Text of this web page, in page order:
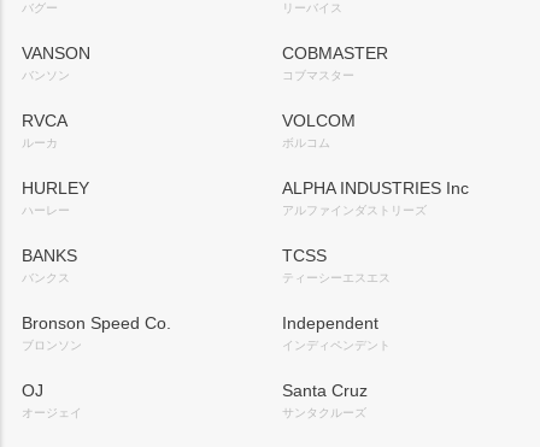
バグー リーバイス
VANSON
バンソン
COBMASTER
コブマスター
RVCA
ルーカ
VOLCOM
ボルコム
HURLEY
ハーレー
ALPHA INDUSTRIES Inc
アルファインダストリーズ
BANKS
バンクス
TCSS
ティーシーエスエス
Bronson Speed Co.
ブロンソン
Independent
インディペンデント
OJ
オージェイ
Santa Cruz
サンタクルーズ